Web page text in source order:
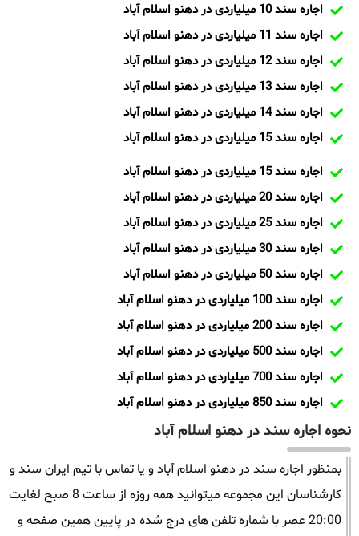
اجاره سند 10 میلیاردی در دهنو اسلام آباد
اجاره سند 11 میلیاردی در دهنو اسلام آباد
اجاره سند 12 میلیاردی در دهنو اسلام آباد
اجاره سند 13 میلیاردی در دهنو اسلام آباد
اجاره سند 14 میلیاردی در دهنو اسلام آباد
اجاره سند 15 میلیاردی در دهنو اسلام آباد
اجاره سند 15 میلیاردی در دهنو اسلام آباد
اجاره سند 20 میلیاردی در دهنو اسلام آباد
اجاره سند 25 میلیاردی در دهنو اسلام آباد
اجاره سند 30 میلیاردی در دهنو اسلام آباد
اجاره سند 50 میلیاردی در دهنو اسلام آباد
اجاره سند 100 میلیاردی در دهنو اسلام آباد
اجاره سند 200 میلیاردی در دهنو اسلام آباد
اجاره سند 500 میلیاردی در دهنو اسلام آباد
اجاره سند 700 میلیاردی در دهنو اسلام آباد
اجاره سند 850 میلیاردی در دهنو اسلام آباد
نحوه اجاره سند در دهنو اسلام آباد
بمنظور اجاره سند در دهنو اسلام آباد و یا تماس با تیم ایران سند و
کارشناسان این مجموعه میتوانید همه روزه از ساعت 8 صبح لغایت
20:00 عصر با شماره تلفن های درج شده در پایین همین صفحه و